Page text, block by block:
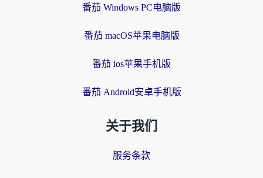
番茄 Windows PC电脑版
番茄 macOS苹果电脑版
番茄 ios苹果手机版
番茄 Android安卓手机版
关于我们
服务条款